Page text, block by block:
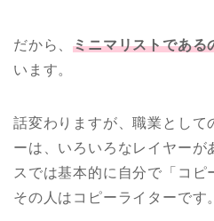
だから、ミニマリストである
います。
話変わりますが、職業として
ーは、いろいろなレイヤーが
スでは基本的に自分で「コピ
その人はコピーライターです。